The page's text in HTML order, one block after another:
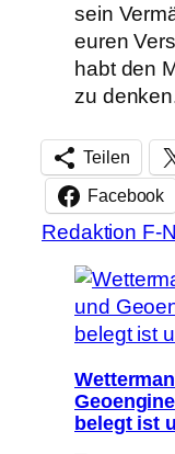
sein
euren
habt den
zu
Teilen
Facebook
Redaktion F-
belegt ist